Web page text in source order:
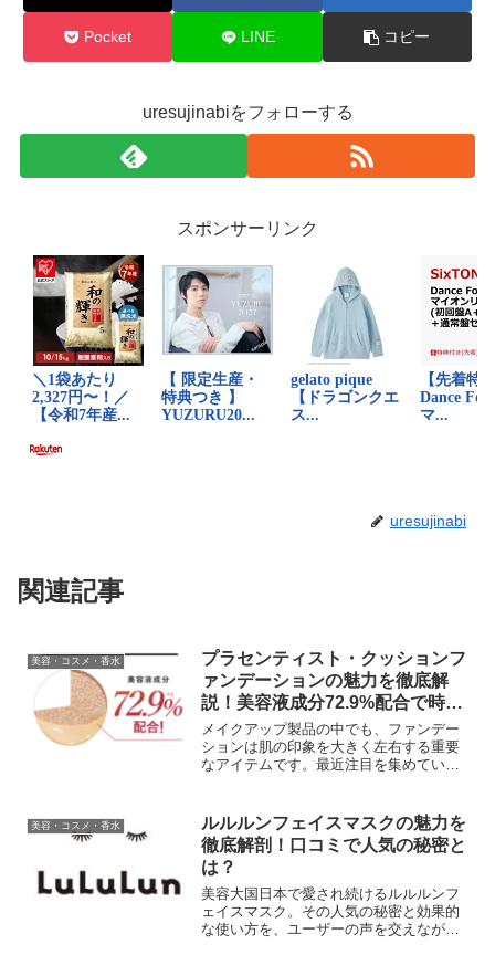
Pocket LINE コピー
uresujinabiをフォローする
スポンサーリンク
uresujinabi
関連記事
美容・コスメ・香水
プラセンティスト・クッションフ
ァンデーションの魅力を徹底解
説！美容液成分72.9%配合で時短
メイクも実現
メイクアップ製品の中でも、ファンデー
ションは肌の印象を大きく左右する重要
なアイテムです。最近注目を集めている
詳しく解説していきます。プラセンティ
スト・クッションファンデ...
美容・コスメ・香水
ルルルンフェイスマスクの魅力を
徹底解剖！口コミで人気の秘密と
は？
美容大国日本で愛され続けるルルルンフ
ェイスマスク。その人気の秘密と効果的
な使い方を、ユーザーの声を交えながら